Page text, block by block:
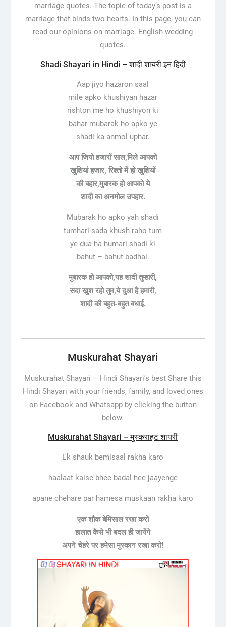
marriage quotes. The topic of today’s post is a
marriage that binds two hearts. In this page, you can
read our opinions on marriage. English wedding
quotes.
Shadi Shayari in Hindi – शादी शायरी इन हिंदी
Aap jiyo hazaron saal
mile apko khushiyan hazar
rishton me ho khushiyon ki
bahar mubarak ho apko ye
shadi ka anmol uphar.
आप जियो हजारों साल,मिले आपको
खुशियां हजार, रिश्तो में हो खुशियों
की बहार,मुबारक हो आपको ये
शादी का अनमोल उपहार.
Mubarak ho apko yah shadi
tumhari sada khush raho tum
ye dua ha humari shadi ki
bahut – bahut badhai.
मुबारक हो आपको,यह शादी तुम्हारी,
सदा खुश रहो तुम,ये दुआ है हमारी,
शादी की बहुत-बहुत बधाई.
Muskurahat Shayari
Muskurahat Shayari – Hindi Shayari’s best Share this
Hindi Shayari with your friends, family, and loved ones
on Facebook and Whatsapp by clicking the button
below.
Muskurahat Shayari – मुस्कराहट शायरी
Ek shauk bemisaal rakha karo
haalaat kaise bhee badal hee jaayenge
apane chehare par hamesa muskaan rakha karo
एक शौक बेमिसाल रखा करो
हालात कैसे भी बदल ही जायेंगे
अपने चेहरे पर हमेसा मुस्कान रखा करो!